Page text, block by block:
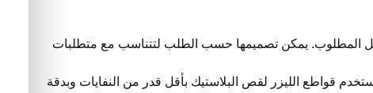
المطلوب. يمكن تصميمها حسب الطلب لتتناسب مع متطلبات
قواطع الليزر لقص البلاستيك بأقل قدر من النفايات وبدقة